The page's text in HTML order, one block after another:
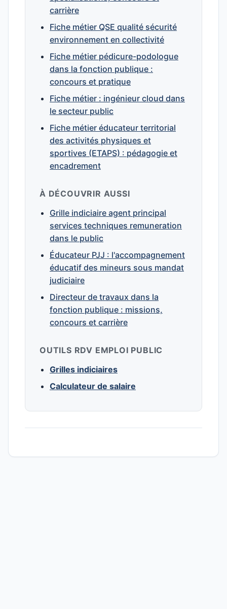
carrière
Fiche métier QSE qualité sécurité
environnement en collectivité
Fiche métier pédicure-podologue
dans la fonction publique :
concours et pratique
Fiche métier : ingénieur cloud dans
le secteur public
Fiche métier éducateur territorial
des activités physiques et
sportives (ETAPS) : pédagogie et
encadrement
À DÉCOUVRIR AUSSI
Grille indiciaire agent principal
services techniques remuneration
dans le public
Éducateur PJJ : l'accompagnement
éducatif des mineurs sous mandat
judiciaire
Directeur de travaux dans la
fonction publique : missions,
concours et carrière
OUTILS RDV EMPLOI PUBLIC
Grilles indiciaires
Calculateur de salaire